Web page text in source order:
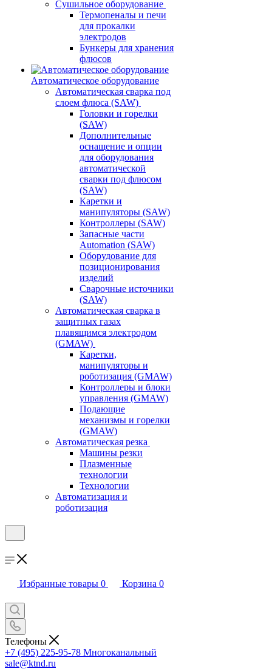
Сушильное оборудование
Термопеналы и печи
для прокалки
электродов
Бункеры для хранения
флюсов
Автоматическое оборудование
Автоматическая сварка под
слоем флюса (SAW)
Головки и горелки
(SAW)
Дополнительные
оснащение и опции
для оборудования
автоматической
сварки под флюсом
(SAW)
Каретки и
манипуляторы (SAW)
Контроллеры (SAW)
Запасные части
Automation (SAW)
Оборудование для
позиционирования
изделий
Сварочные источники
(SAW)
Автоматическая сварка в
защитных газах
плавящимся электродом
(GMAW)
Каретки,
манипуляторы и
роботизация (GMAW)
Контроллеры и блоки
управления (GMAW)
Подающие
механизмы и горелки
(GMAW)
Автоматическая резка
Машины резки
Плазменные
технологии
Технологии
Автоматизация и
роботизация
Избранные товары 0 Корзина 0
Телефоны
+7 (495) 225-95-78 Многоканальный
sale@ktnd.ru